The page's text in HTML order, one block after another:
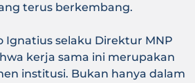
terus berkembang.
Ignatius selaku Direktur MNP
kerja sama ini merupakan
institusi. Bukan hanya dalam